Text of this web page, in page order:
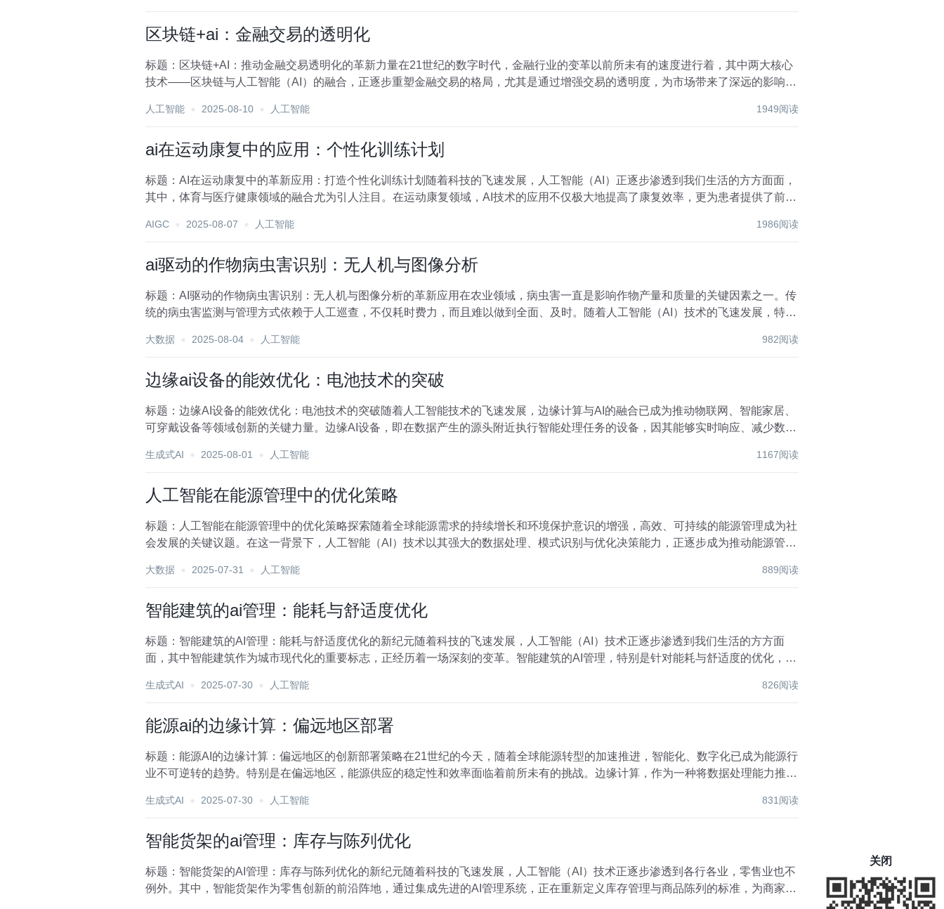
区块链+ai：金融交易的透明化
标题：区块链+AI：推动金融交易透明化的革新力量在21世纪的数字时代，金融行业的变革以前所未有的速度进行着，其中两大核心
技术——区块链与人工智能（AI）的融合，正逐步重塑金融交易的格局，尤其是通过增强交易的透明度，为市场带来了深远的影响。
人工智能 2025-08-10 人工智能 1949阅读
ai在运动康复中的应用：个性化训练计划
标题：AI在运动康复中的革新应用：打造个性化训练计划随着科技的飞速发展，人工智能（AI）正逐步渗透到我们生活的方方面面，
其中，体育与医疗健康领域的融合尤为引人注目。在运动康复领域，AI技术的应用不仅极大地提高了康复效率，更为患者提供了前所
AIGC 2025-08-07 人工智能 1986阅读
ai驱动的作物病虫害识别：无人机与图像分析
标题：AI驱动的作物病虫害识别：无人机与图像分析的革新应用在农业领域，病虫害一直是影响作物产量和质量的关键因素之一。传
统的病虫害监测与管理方式依赖于人工巡查，不仅耗时费力，而且难以做到全面、及时。随着人工智能（AI）技术的飞速发展，特别
大数据 2025-08-04 人工智能 982阅读
边缘ai设备的能效优化：电池技术的突破
标题：边缘AI设备的能效优化：电池技术的突破随着人工智能技术的飞速发展，边缘计算与AI的融合已成为推动物联网、智能家居、
可穿戴设备等领域创新的关键力量。边缘AI设备，即在数据产生的源头附近执行智能处理任务的设备，因其能够实时响应、减少数据
生成式AI 2025-08-01 人工智能 1167阅读
人工智能在能源管理中的优化策略
标题：人工智能在能源管理中的优化策略探索随着全球能源需求的持续增长和环境保护意识的增强，高效、可持续的能源管理成为社
会发展的关键议题。在这一背景下，人工智能（AI）技术以其强大的数据处理、模式识别与优化决策能力，正逐步成为推动能源管理
大数据 2025-07-31 人工智能 889阅读
智能建筑的ai管理：能耗与舒适度优化
标题：智能建筑的AI管理：能耗与舒适度优化的新纪元随着科技的飞速发展，人工智能（AI）技术正逐步渗透到我们生活的方方面
面，其中智能建筑作为城市现代化的重要标志，正经历着一场深刻的变革。智能建筑的AI管理，特别是针对能耗与舒适度的优化，不
生成式AI 2025-07-30 人工智能 826阅读
能源ai的边缘计算：偏远地区部署
标题：能源AI的边缘计算：偏远地区的创新部署策略在21世纪的今天，随着全球能源转型的加速推进，智能化、数字化已成为能源行
业不可逆转的趋势。特别是在偏远地区，能源供应的稳定性和效率面临着前所未有的挑战。边缘计算，作为一种将数据处理能力推向
生成式AI 2025-07-30 人工智能 831阅读
智能货架的ai管理：库存与陈列优化
标题：智能货架的AI管理：库存与陈列优化的新纪元随着科技的飞速发展，人工智能（AI）技术正逐步渗透到各行各业，零售业也不
例外。其中，智能货架作为零售创新的前沿阵地，通过集成先进的AI管理系统，正在重新定义库存管理与商品陈列的标准，为商家带
关闭